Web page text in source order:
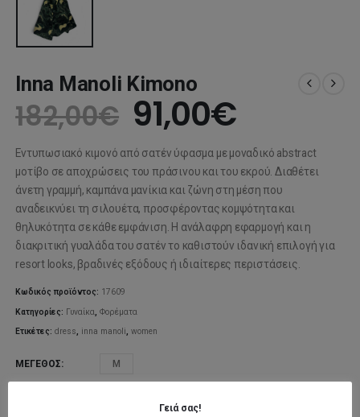
Inna Manoli Kimono
182,00€ Original
price
was:
182,00€.
91,00€Η
τιμή
είναι:
91,00€.
Εντυπωσιακό κιμονό από σατέν ύφασμα με μοναδικό abstract
μοτίβο σε αποχρώσεις του πράσινου και του εκρού. Διαθέτει
άνετη γραμμή, καμπάνα μανίκια και ζώνη στη μέση που
αναδεικνύει τη σιλουέτα, προσφέροντας κομψότητα και
θηλυκότητα σε κάθε εμφάνιση. Η ανάλαφρη εφαρμογή και η
διακριτική γυαλάδα του σατέν το καθιστούν ιδανική επιλογή για
resort looks, βραδινές εξόδους ή ιδιαίτερες περιστάσεις.
Κωδικός προϊόντος: 17609
Κατηγορίες: Γυναίκα ,Φορέματα
Ετικέτες:dress, inna manoli,women
ΜΈΓΕΘΟΣ M
Γειά σας!